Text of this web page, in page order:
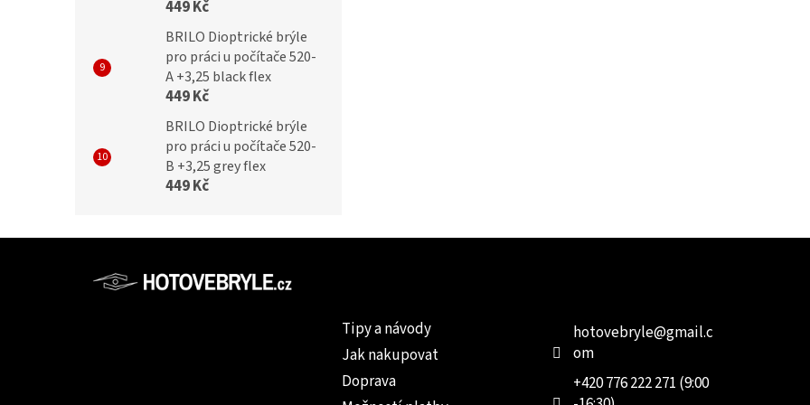
449 Kč
BRILO Dioptrické brýle
pro práci u počítače 520-
A +3,25 black flex
449 Kč
BRILO Dioptrické brýle
pro práci u počítače 520-
B +3,25 grey flex
449 Kč
Tipy a návody
Jak nakupovat
Doprava
hotovebryle@gmail.c
om
+420 776 222 271 (9:00